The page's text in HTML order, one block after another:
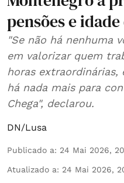
pensões e
"Se não há nenhuma
em valorizar quem
horas
há nada mais para
Chega", declarou.
DN/Lusa
Publicado a: 24 Mai 2026,
Atualizado a: 24 Mai 2026,